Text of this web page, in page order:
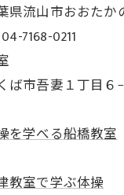
県流山市おおたか
7168-0211
ば市吾妻１丁目６
を学べる船橋教室
教室で学ぶ体操